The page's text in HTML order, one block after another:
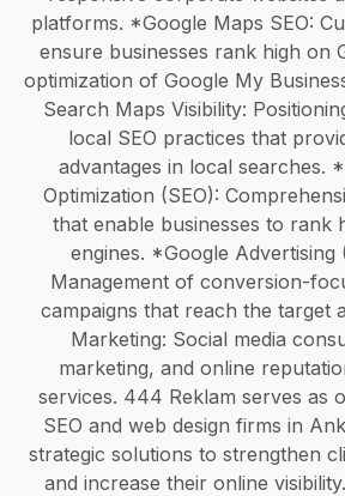
platforms. *Google Maps SEO:
ensure businesses rank high on
optimization of Google My
Search Maps Visibility:
local SEO practices that
advantages in local searches.
Optimization (SEO):
that enable businesses to rank
engines. *Google Advertising
Management of conversion-
campaigns that reach the target
Marketing: Social media
marketing, and online
services. 444 Reklam serves as
SEO and web design firms in
strategic solutions to strengthen
and increase their online